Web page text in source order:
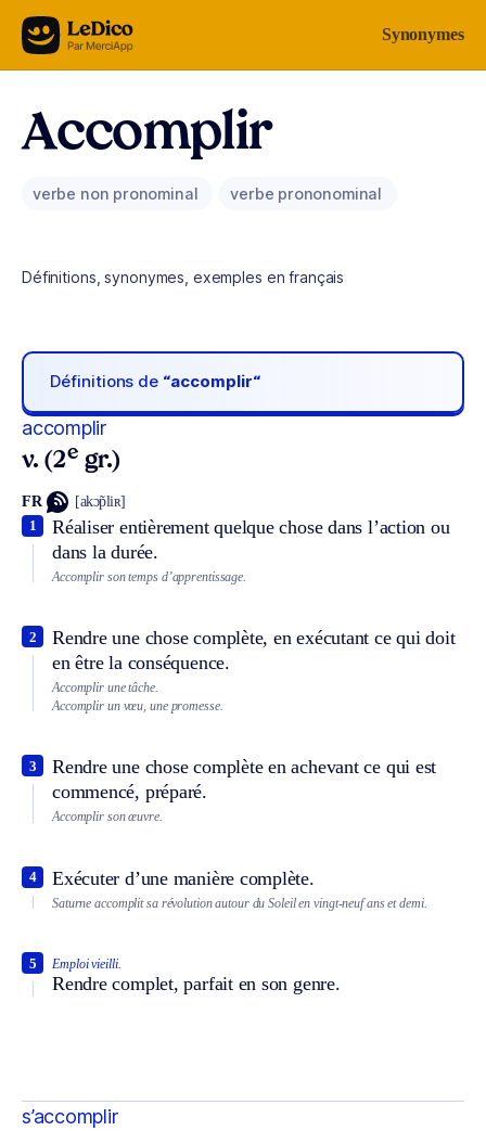
Aller au contenu Synonymes
Accomplir
verbe non pronominal verbe prononominal
Définitions, synonymes, exemples en français
Définitions de “accomplir“
accomplir
v. (2e gr.)
FR [akɔ̃pliʀ]
Réaliser entièrement quelque chose dans l’action ou
dans la durée.
1
Accomplir son temps d’apprentissage.
Rendre une chose complète, en exécutant ce qui doit
en être la conséquence.
2
Accomplir une tâche.
Accomplir un vœu, une promesse.
Rendre une chose complète en achevant ce qui est
commencé, préparé.
3
Accomplir son œuvre.
Exécuter d’une manière complète.
4
Saturne accomplit sa révolution autour du Soleil en vingt-neuf ans et demi.
Emploi vieilli.
Rendre complet, parfait en son genre.
5
s’accomplir